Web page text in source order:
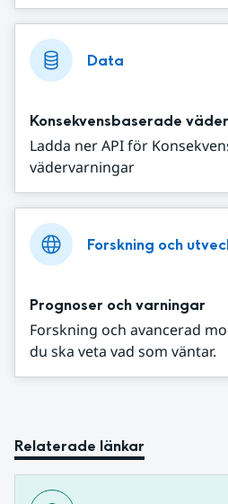
Data
Konsekvensbaserade
Ladda ner API för
vädervarningar
Forskning och
Prognoser och varningar
Forskning och avancerad
du ska veta vad som väntar.
Relaterade länkar